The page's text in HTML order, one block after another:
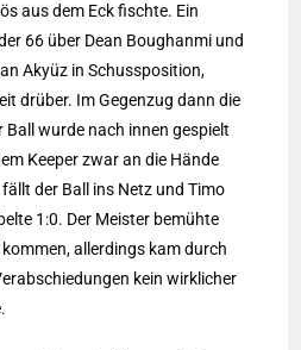
aus dem Eck fischte. Ein
66 über Dean Boughanmi und
Akyüz in Schussposition,
drüber. Im Gegenzug dann die
Ball wurde nach innen gespielt
Keeper zwar an die Hände
der Ball ins Netz und Timo
1:0. Der Meister bemühte
allerdings kam durch
kein wirklicher